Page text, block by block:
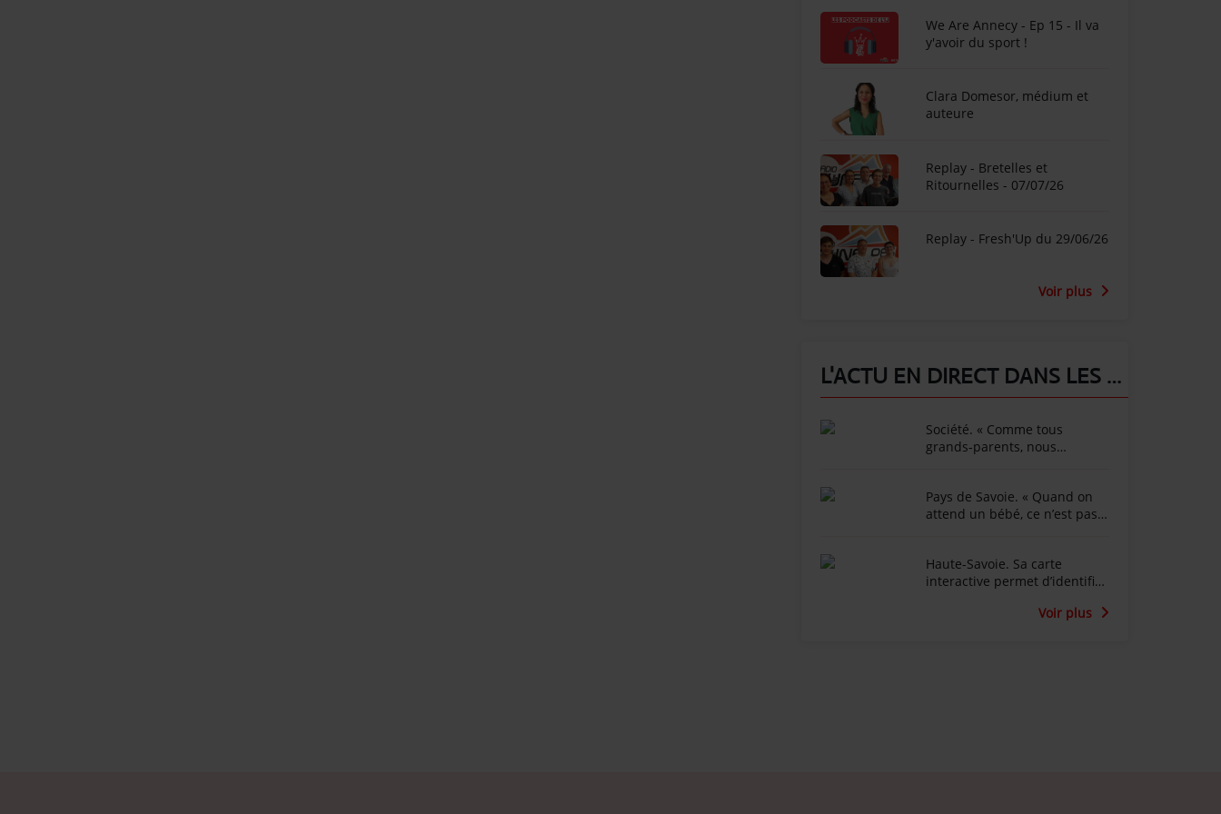
We Are Annecy - Ep 15 - Il va
y'avoir du sport !
Clara Domesor, médium et
auteure
Replay - Bretelles et
Ritournelles - 07/07/26
Replay - Fresh'Up du 29/06/26
Voir plus
L'ACTU EN DIRECT DANS LES ALPES !
Société. « Comme tous
grands-parents, nous
traverse les Alpes pour son
petit-fils atteint d’une maladie
Pays de Savoie. « Quand on
attend un bébé, ce n’est pas
accompagner le deuil
périnatal
Haute-Savoie. Sa carte
interactive permet d’identifier
observer l’éclipse près de
Voir plus